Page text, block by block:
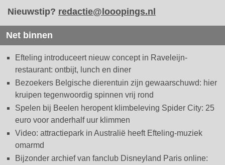
Nieuwstip? redactie@looopings.nl
Net binnen
Efteling introduceert nieuw concept in Raveleijn-
restaurant: ontbijt, lunch en diner
Bezoekers Belgische dierentuin zijn gewaarschuwd: hier
kruipen tegenwoordig spinnen vrij rond
Spelen bij Beelen heropent klimbeleving Spider City: 25
euro voor anderhalf uur klimmen
Video: attractiepark in Australië heeft Efteling-muziek
omarmd
Bijzonder archief van fanclub Disneyland Paris online: